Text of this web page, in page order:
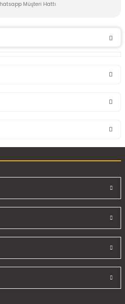
Müşteri Hattı
noktaları öneri formunu
veya görüntülenemiyor.
bilgiler bulunuyor.
daha pahalı.
olmalı.